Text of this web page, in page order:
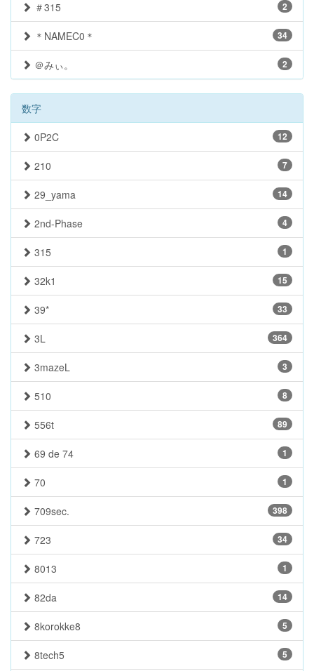
2
＃315
34
＊NAMEC0＊
2
＠みぃ。
数字
12
0P2C
7
210
14
29_yama
4
2nd-Phase
1
315
15
32k1
33
39*
364
3L
3
3mazeL
8
510
89
556t
1
69 de 74
1
70
398
709sec.
34
723
1
8013
14
82da
5
8korokke8
5
8tech5